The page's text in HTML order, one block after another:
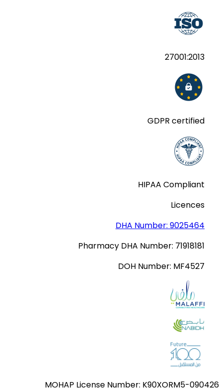
27001:2013
GDPR certified
HIPAA Compliant
Licences
DHA Number: 9025464
Pharmacy DHA Number: 71918181
DOH Number: MF4527
MOHAP License Number: K90XORM5-090426